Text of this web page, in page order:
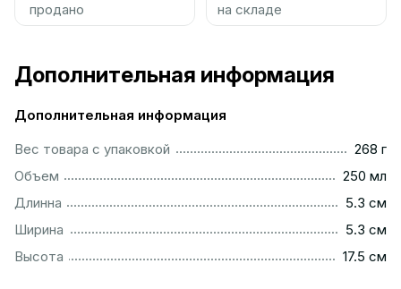
продано
на складе
Дополнительная информация
Дополнительная информация
Вес товара с упаковкой
268 г
Объем
250 мл
Длинна
5.3 см
Ширина
5.3 см
Высота
17.5 см